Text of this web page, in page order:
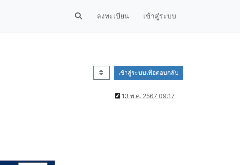
ลงทะเบียน เข้าสู่ระบบ
เข้าสู่ระบบเพื่อตอบกลับ
13 พ.ค. 2567 09:17